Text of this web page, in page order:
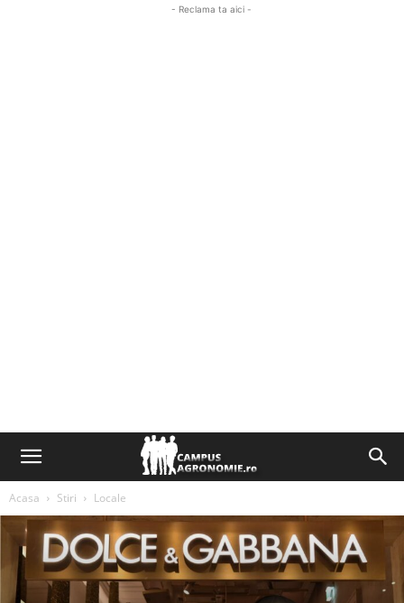
- Reclama ta aici -
Acasa Stiri Locale